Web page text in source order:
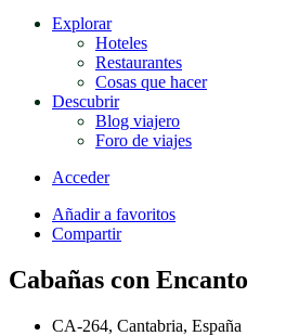
Explorar
Hoteles
Restaurantes
Cosas que hacer
Descubrir
Blog viajero
Foro de viajes
Acceder
Añadir a favoritos
Compartir
Cabañas con Encanto
CA-264, Cantabria, España